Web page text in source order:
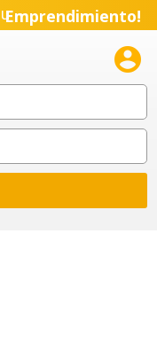
Emprendimiento!
